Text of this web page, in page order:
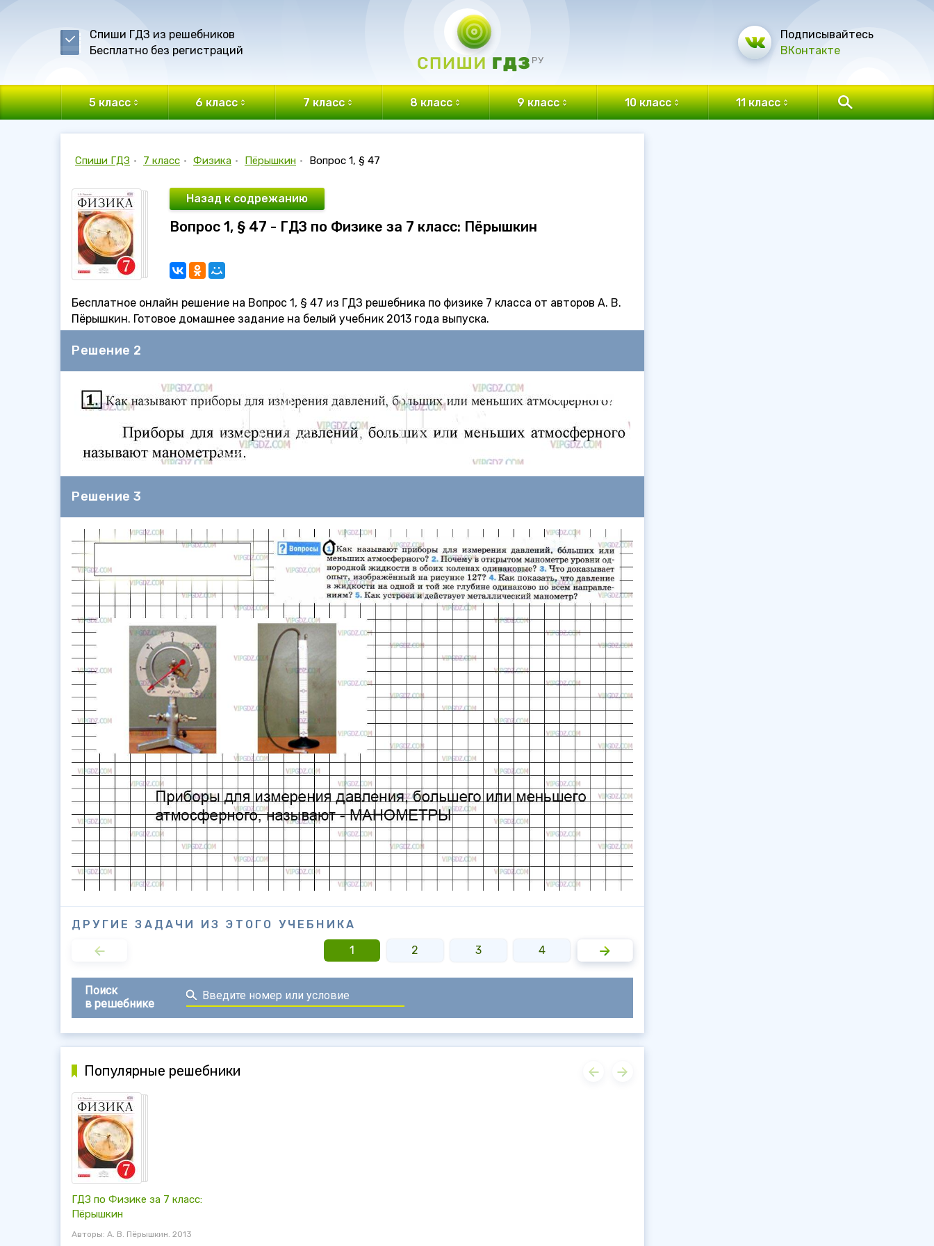
Спиши ГДЗ из решебников
Бесплатно без регистраций
Подписывайтесь
ВКонтакте
5 класс 6 класс 7 класс 8 класс 9 класс 10 класс 11 класс
Спиши ГДЗ • 7 класс • Физика • Пёрышкин • Вопрос 1, § 47
Назад к содрежанию
Вопрос 1, § 47 - ГДЗ по Физике за 7 класс: Пёрышкин
Бесплатное онлайн решение на Вопрос 1, § 47 из ГДЗ решебника по физике 7 класса от авторов А. В.
Пёрышкин. Готовое домашнее задание на белый учебник 2013 года выпуска.
Решение 2
Решение 3
ДРУГИЕ ЗАДАЧИ ИЗ ЭТОГО УЧЕБНИКА
1
2 3 4 5
Поиск
в решебнике
Популярные решебники
ГДЗ по Физике за 7 класс:
Пёрышкин
Авторы: А. В. Пёрышкин. 2013